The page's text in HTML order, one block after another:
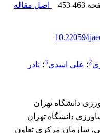
453-463
اصل مقاله
10.22059/
2؛ علی اسدی3؛ نادر
دانشگاه تهران
دانشگاه تهران
سازمان مرکزی تعاون